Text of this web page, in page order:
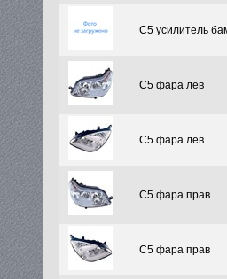
C5 усилитель
C5 фара лев
C5 фара лев
C5 фара прав
C5 фара прав